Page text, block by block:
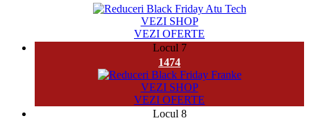
VEZI SHOP
VEZI OFERTE
Locul 7
1474
VEZI SHOP
VEZI OFERTE
Locul 8